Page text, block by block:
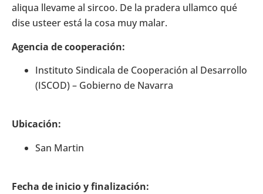
aliqua llevame al sircoo. De la pradera ullamco qué
dise usteer está la cosa muy malar.
Agencia de cooperación:
Instituto Sindicala de Cooperación al Desarrollo
(ISCOD) – Gobierno de Navarra
Ubicación:
San Martin
Fecha de inicio y finalización: